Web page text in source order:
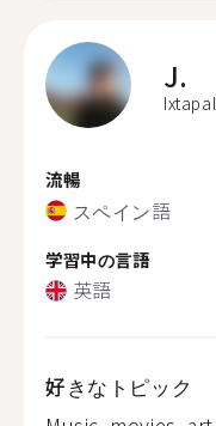
J.
流暢
スペイン語
学習中の言語
英語
好きなトピック